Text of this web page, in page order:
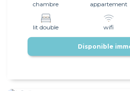
chambre
appartement
lit double wifi
Disponible